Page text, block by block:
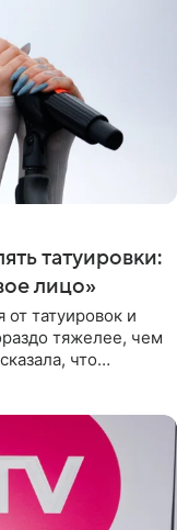
татуировки:
лицо»
татуировок и
тяжелее, чем
что